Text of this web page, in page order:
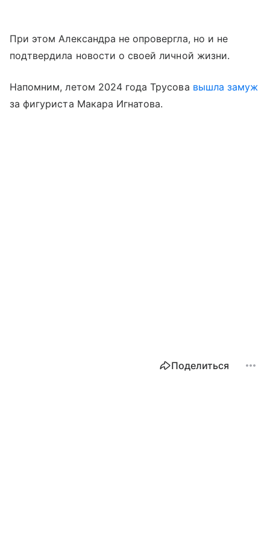
При этом Александра не опровергла, но и не
подтвердила новости о своей личной жизни.
Напомним, летом 2024 года Трусова вышла замуж
за фигуриста Макара Игнатова.
Поделиться